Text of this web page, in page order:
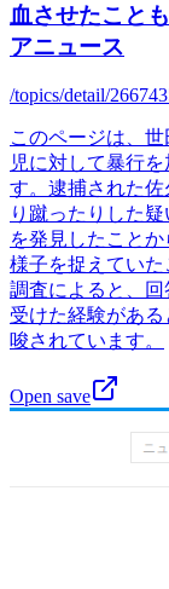
血させたこと
アニュース
/topics/detail/
このページは、
児に対して暴行
す。逮捕された
り蹴ったりした
を発見したこと
様子を捉えてい
調査によると、
受けた経験があ
唆されています。
Open save